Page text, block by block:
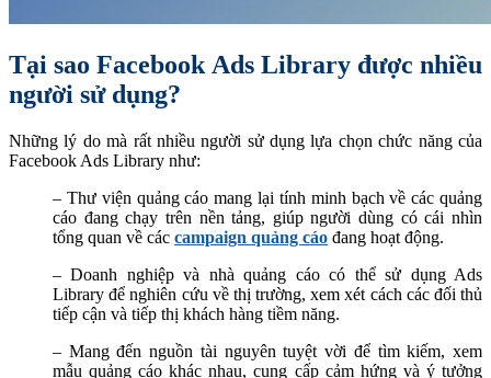
Tại sao Facebook Ads Library được nhiều
người sử dụng?
Những lý do mà rất nhiều người sử dụng lựa chọn chức năng của
Facebook Ads Library như:
– Thư viện quảng cáo mang lại tính minh bạch về các quảng
cáo đang chạy trên nền tảng, giúp người dùng có cái nhìn
tổng quan về các campaign quảng cáo đang hoạt động.
– Doanh nghiệp và nhà quảng cáo có thể sử dụng Ads
Library để nghiên cứu về thị trường, xem xét cách các đối thủ
tiếp cận và tiếp thị khách hàng tiềm năng.
– Mang đến nguồn tài nguyên tuyệt vời để tìm kiếm, xem
mẫu quảng cáo khác nhau, cung cấp cảm hứng và ý tưởng